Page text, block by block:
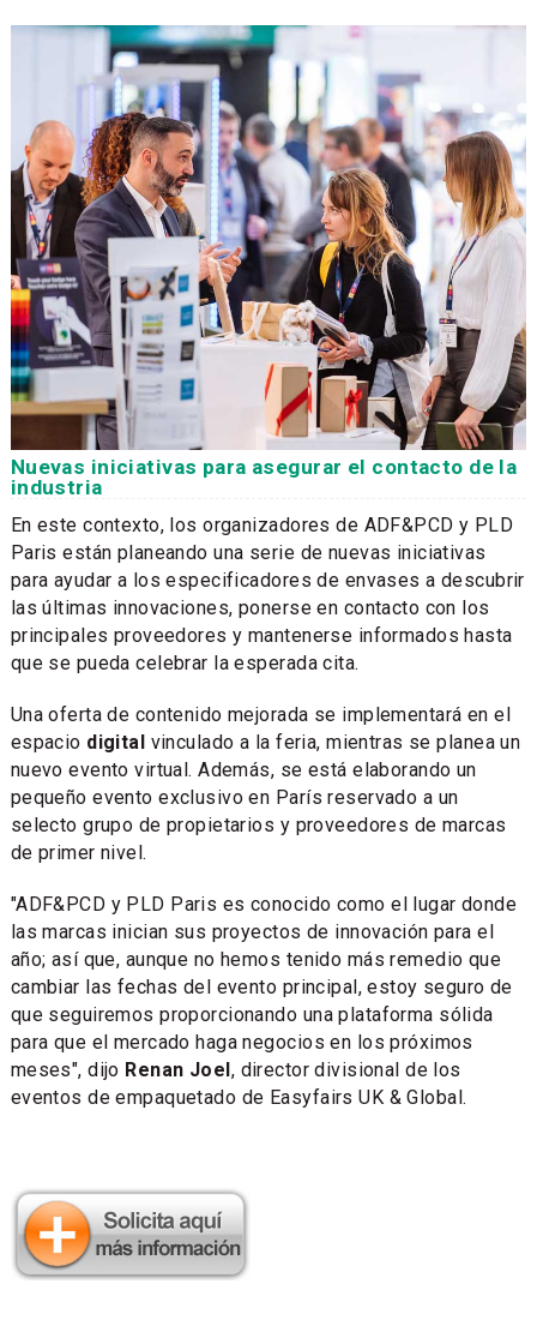
Nuevas iniciativas para asegurar el contacto de la
industria
En este contexto, los organizadores de ADF&PCD y PLD
Paris están planeando una serie de nuevas iniciativas
para ayudar a los especificadores de envases a descubrir
las últimas innovaciones, ponerse en contacto con los
principales proveedores y mantenerse informados hasta
que se pueda celebrar la esperada cita.
Una oferta de contenido mejorada se implementará en el
espacio digital vinculado a la feria, mientras se planea un
nuevo evento virtual. Además, se está elaborando un
pequeño evento exclusivo en París reservado a un
selecto grupo de propietarios y proveedores de marcas
de primer nivel.
"ADF&PCD y PLD Paris es conocido como el lugar donde
las marcas inician sus proyectos de innovación para el
año; así que, aunque no hemos tenido más remedio que
cambiar las fechas del evento principal, estoy seguro de
que seguiremos proporcionando una plataforma sólida
para que el mercado haga negocios en los próximos
meses", dijo Renan Joel, director divisional de los
eventos de empaquetado de Easyfairs UK & Global.